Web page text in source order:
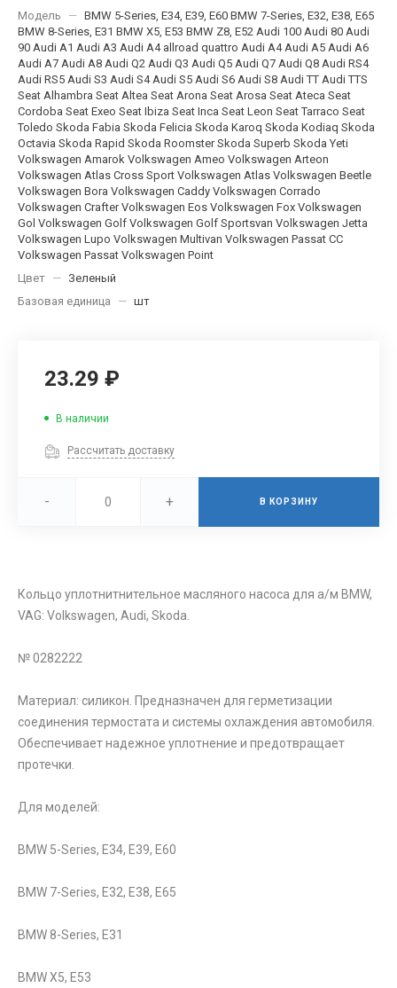
Модель
— BMW 5-Series, E34, E39, E60 BMW 7-Series, E32, E38, E65
BMW 8-Series, E31 BMW X5, E53 BMW Z8, E52 Audi 100 Audi 80 Audi
90 Audi A1 Audi A3 Audi A4 allroad quattro Audi A4 Audi A5 Audi A6
Audi A7 Audi A8 Audi Q2 Audi Q3 Audi Q5 Audi Q7 Audi Q8 Audi RS4
Audi RS5 Audi S3 Audi S4 Audi S5 Audi S6 Audi S8 Audi TT Audi TTS
Seat Alhambra Seat Altea Seat Arona Seat Arosa Seat Ateca Seat
Cordoba Seat Exeo Seat Ibiza Seat Inca Seat Leon Seat Tarraco Seat
Toledo Skoda Fabia Skoda Felicia Skoda Karoq Skoda Kodiaq Skoda
Octavia Skoda Rapid Skoda Roomster Skoda Superb Skoda Yeti
Volkswagen Amarok Volkswagen Ameo Volkswagen Arteon
Volkswagen Atlas Cross Sport Volkswagen Atlas Volkswagen Beetle
Volkswagen Bora Volkswagen Caddy Volkswagen Corrado
Volkswagen Crafter Volkswagen Eos Volkswagen Fox Volkswagen
Gol Volkswagen Golf Volkswagen Golf Sportsvan Volkswagen Jetta
Volkswagen Lupo Volkswagen Multivan Volkswagen Passat CC
Volkswagen Passat Volkswagen Point
Цвет — Зеленый
Базовая единица
— шт
23.29 ₽
В наличии
Рассчитать доставку
- + В КОРЗИНУ
Кольцо уплотнитнительное масляного насоса для а/м BMW,
VAG: Volkswagen, Audi, Skoda.
№ 0282222
Материал: силикон. Предназначен для герметизации
соединения термостата и системы охлаждения автомобиля.
Обеспечивает надежное уплотнение и предотвращает
протечки.
Для моделей:
BMW 5-Series, E34, E39, E60
BMW 7-Series, E32, E38, E65
BMW 8-Series, E31
BMW X5, E53